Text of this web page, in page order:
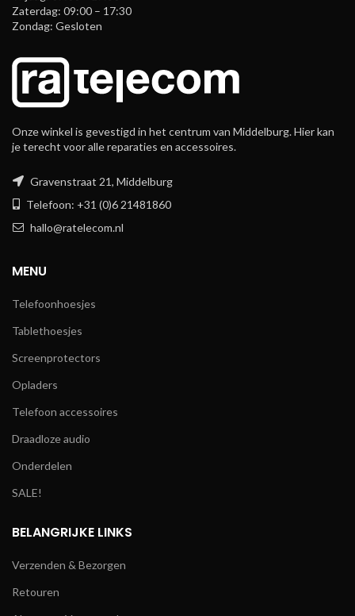
Zaterdag: 09:00 – 17:30
Zondag: Gesloten
Onze winkel is gevestigd in het centrum van Middelburg. Hier kan
je terecht voor alle reparaties en accessoires.
Gravenstraat 21, Middelburg
Telefoon: +31 (0)6 21481860
hallo@ratelecom.nl
MENU
Telefoonhoesjes
Tablethoesjes
Screenprotectors
Opladers
Telefoon accessoires
Draadloze audio
Onderdelen
SALE!
BELANGRIJKE LINKS
Verzenden & Bezorgen
Retouren